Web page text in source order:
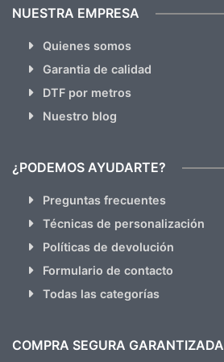
NUESTRA EMPRESA
Quienes somos
Garantia de calidad
DTF por metros
Nuestro blog
¿PODEMOS AYUDARTE?
Preguntas frecuentes
Técnicas de personalización
Políticas de devolución
Formulario de contacto
Todas las categorías
COMPRA SEGURA GARANTIZADA